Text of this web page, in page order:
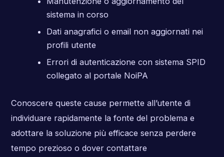
sistema in corso
Dati anagrafici o email non aggiornati nei
profili utente
Errori di autenticazione con sistema SPID
collegato al portale NoiPA
Conoscere queste cause permette all’utente di
individuare rapidamente la fonte del problema e
adottare la soluzione più efficace senza perdere
tempo prezioso o dover contattare